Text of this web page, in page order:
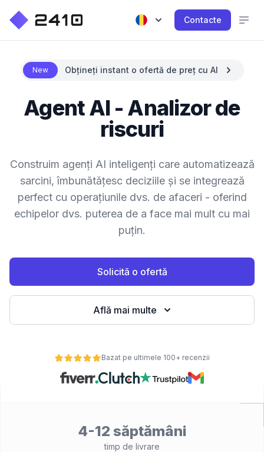
Contacte
New Obțineți instant o ofertă de preț cu AI
Agent AI - Analizor de
riscuri
Construim agenți AI inteligenți care automatizează
sarcini, îmbunătățesc deciziile și se integrează
perfect cu operațiunile dvs. de afaceri - oferind
echipelor dvs. puterea de a face mai mult cu mai
puțin.
Solicită o ofertă
Află mai multe
Bazat pe ultimele 100+ recenzii
4-12 săptămâni
timp de livrare